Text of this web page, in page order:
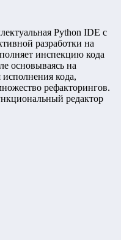
Python IDE с
разработки на
инспекцию кода
основываясь на
кода,
рефакторингов.
редактор